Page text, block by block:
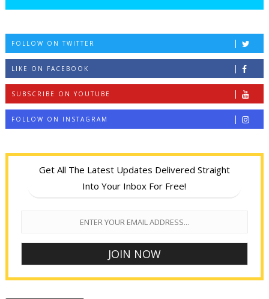
FOLLOW ON TWITTER
LIKE ON FACEBOOK
SUBSCRIBE ON YOUTUBE
FOLLOW ON INSTAGRAM
Get All The Latest Updates Delivered Straight
Into Your Inbox For Free!